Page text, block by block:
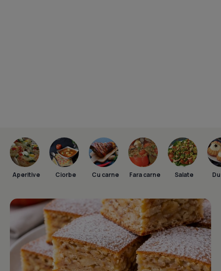
Aperitive Ciorbe Cu carne Fara carne Salate